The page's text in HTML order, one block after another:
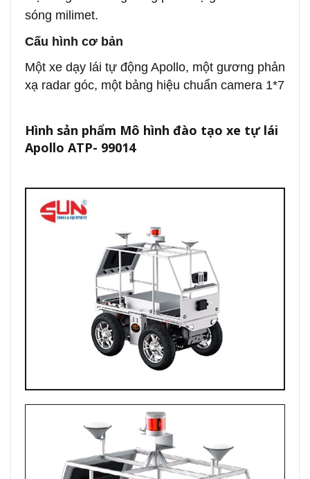
sóng milimet.
Cấu hình cơ bản
Một xe dạy lái tự động Apollo, một gương phản
xạ radar góc, một bảng hiệu chuẩn camera 1*7
Hình sản phẩm Mô hình đào tạo xe tự lái
Apollo ATP- 99014